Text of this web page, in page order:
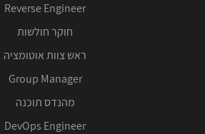
Reverse Engineer
חוקר חולשות
ראש צוות אוטומציה
Group Manager
מהנדס תוכנה
DevOps Engineer